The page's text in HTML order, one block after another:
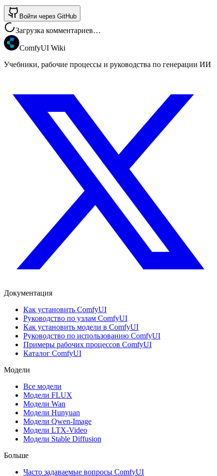
Войти через GitHub
Загрузка комментариев…
ComfyUI Wiki
Учебники, рабочие процессы и руководства по генерации ИИ
Документация
Как установить ComfyUI
Руководство по узлам ComfyUI
Как установить модели в ComfyUI
Руководство по использованию ComfyUI
Примеры рабочих процессов ComfyUI
Каталог ComfyUI
Модели
Все модели
Модели FLUX
Модели Wan
Модели Hunyuan
Модели Qwen-Image
Модели LTX-Video
Модели Stable Diffusion
Больше
Часто задаваемые вопросы ComfyUI